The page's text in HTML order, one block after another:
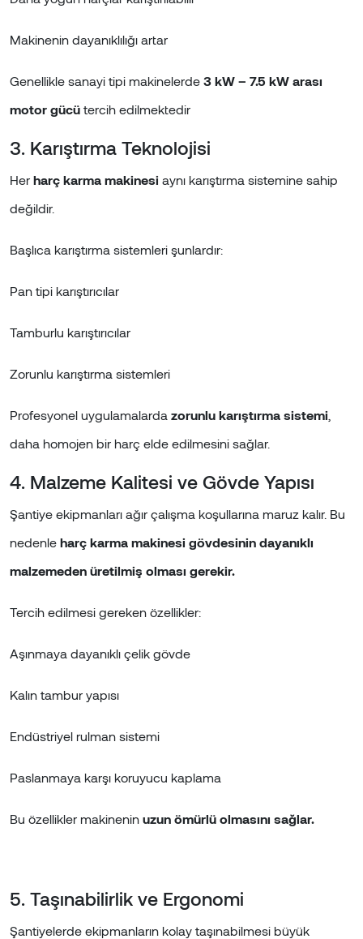
Makinenin dayanıklılığı artar
Genellikle sanayi tipi makinelerde 3 kW – 7.5 kW arası
motor gücü tercih edilmektedir
3. Karıştırma Teknolojisi
Her harç karma makinesi aynı karıştırma sistemine sahip
değildir.
Başlıca karıştırma sistemleri şunlardır:
Pan tipi karıştırıcılar
Tamburlu karıştırıcılar
Zorunlu karıştırma sistemleri
Profesyonel uygulamalarda zorunlu karıştırma sistemi
daha homojen bir harç elde edilmesini sağlar.
4. Malzeme Kalitesi ve Gövde Yapısı
Şantiye ekipmanları ağır çalışma koşullarına maruz kalır. Bu
nedenle harç karma makinesi gövdesinin dayanıklı
malzemeden üretilmiş olması gerekir.
Tercih edilmesi gereken özellikler:
Aşınmaya dayanıklı çelik gövde
Kalın tambur yapısı
Endüstriyel rulman sistemi
Paslanmaya karşı koruyucu kaplama
Bu özellikler makinenin uzun ömürlü olmasını sağlar.
5. Taşınabilirlik ve Ergonomi
Şantiyelerde ekipmanların kolay taşınabilmesi büyük